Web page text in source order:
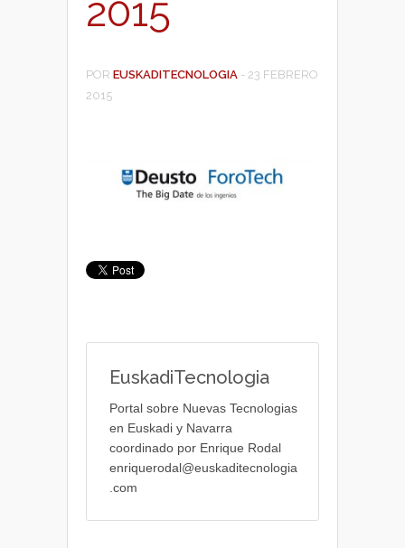
2015
POR EUSKADITECNOLOGIA - 23 FEBRERO
2015
EuskadiTecnologia
Portal sobre Nuevas Tecnologias
en Euskadi y Navarra
coordinado por Enrique Rodal
enriquerodal@euskaditecnologia
.com